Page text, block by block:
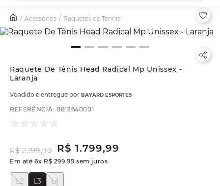
Acessórios Raquetes de Tennis
Raquete De Tênis Head Radical Mp Unissex -
Laranja
Vendido e entregue por BAYARD ESPORTES
REFERÊNCIA:0813640001
R$ 2.199,90 R$ 1.799,99
Em até6x R$ 299,99 sem juros
L2 L3 L4